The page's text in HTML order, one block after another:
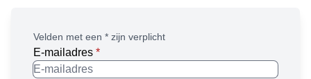
Velden met een * zijn verplicht
E-mailadres *